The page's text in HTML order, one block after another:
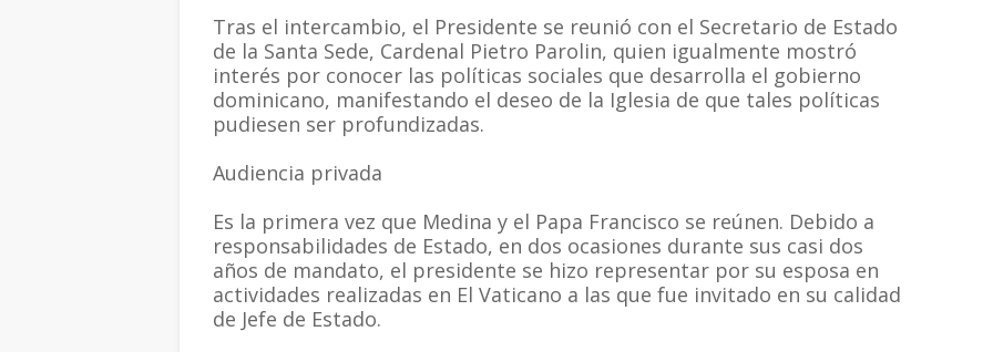
Tras el intercambio, el Presidente se reunió con el Secretario de Estado
de la Santa Sede, Cardenal Pietro Parolin, quien igualmente mostró
interés por conocer las políticas sociales que desarrolla el gobierno
dominicano, manifestando el deseo de la Iglesia de que tales políticas
pudiesen ser profundizadas.
Audiencia privada
Es la primera vez que Medina y el Papa Francisco se reúnen. Debido a
responsabilidades de Estado, en dos ocasiones durante sus casi dos
años de mandato, el presidente se hizo representar por su esposa en
actividades realizadas en El Vaticano a las que fue invitado en su calidad
de Jefe de Estado.